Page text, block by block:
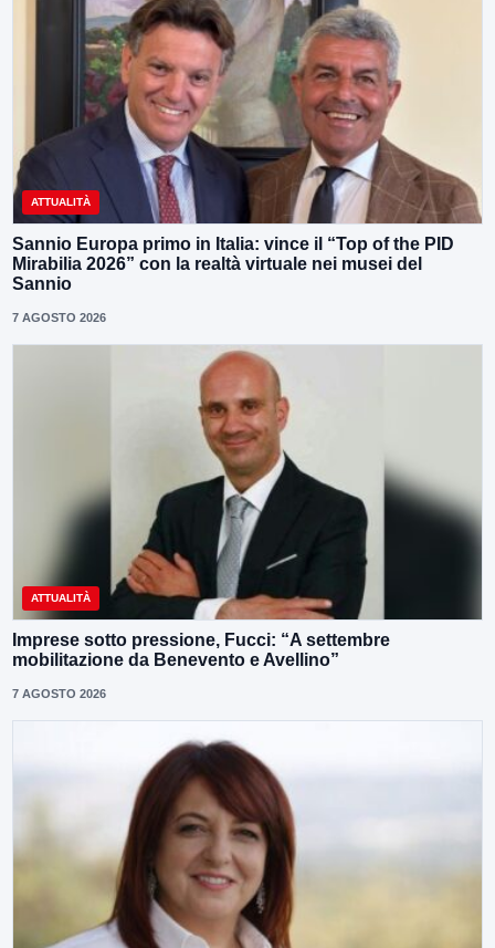
ATTUALITÀ
Sannio Europa primo in Italia: vince il “Top of the PID
Mirabilia 2026” con la realtà virtuale nei musei del
Sannio
7 AGOSTO 2026
ATTUALITÀ
Imprese sotto pressione, Fucci: “A settembre
mobilitazione da Benevento e Avellino”
7 AGOSTO 2026